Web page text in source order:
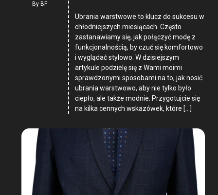
ByBF
Ubrania warstwowe to klucz do sukcesu w
chłodniejszych miesiącach. Często
zastanawiamy się, jak połączyć modę z
funkcjonalnością, by czuć się komfortowo
i wyglądać stylowo. W dzisiejszym
artykule podzielę się z Wami moimi
sprawdzonymi sposobami na to, jak nosić
ubrania warstwowo, aby nie tylko było
ciepło, ale także modnie. Przygotujcie się
na kilka cennych wskazówek, które […]